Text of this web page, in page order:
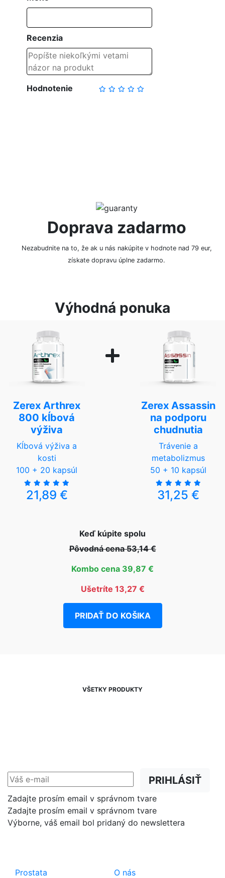
Recenzia
Hodnotenie
Doprava zadarmo
Nezabudnite na to, že ak u nás nakúpite v hodnote nad 79 eur,
získate dopravu úplne zadarmo.
Výhodná ponuka
Zerex Arthrex
800 kĺbová
výživa
Kĺbová výživa a
kosti
100 + 20 kapsúl
21,89 €
Zerex Assassin
na podporu
chudnutia
Trávenie a
metabolizmus
50 + 10 kapsúl
31,25 €
Keď kúpite spolu
Pôvodná cena 53,14 €
Kombo cena 39,87 €
Ušetríte 13,27 €
PRIDAŤ DO KOŠIKA
VŠETKY PRODUKTY
PRIHLÁSIŤ
Zadajte prosím email v správnom tvare
Zadajte prosím email v správnom tvare
Výborne, váš email bol pridaný do newslettera
Prostata
O nás